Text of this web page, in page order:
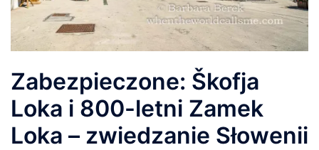
Zabezpieczone: Škofja
Loka i 800-letni Zamek
Loka – zwiedzanie Słowenii